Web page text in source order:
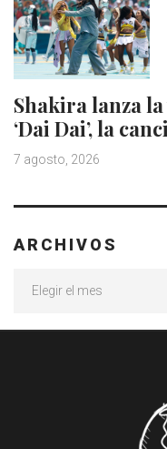
Shakira lanza
‘Dai Dai’, la
7 agosto, 2026
ARCHIVOS